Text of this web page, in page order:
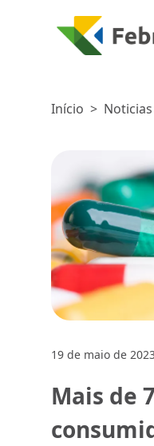
Início > Noticias
19 de maio de 2023
Mais de